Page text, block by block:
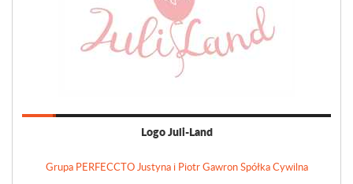
Logo Juli-Land
Grupa PERFECCTO Justyna i Piotr Gawron Spółka Cywilna